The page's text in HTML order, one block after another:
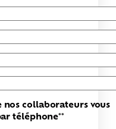
nos collaborateurs vous
téléphone**